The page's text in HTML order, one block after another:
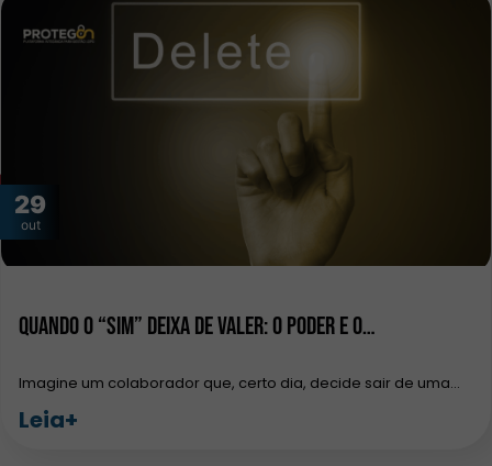
29
out
Quando o “sim” deixa de valer: o poder e o…
Imagine um colaborador que, certo dia, decide sair de uma…
Leia+